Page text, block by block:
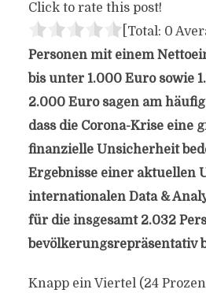
Click to rate this post!
[Total: 0
Personen mit einem
bis unter 1.000 Euro sowie
2.000 Euro sagen am
dass die Corona-Krise eine
finanzielle Unsicherheit
Ergebnisse einer aktuellen
internationalen Data &
für die insgesamt 2.032
bevölkerungsrepräsentativ
Knapp ein Viertel (24